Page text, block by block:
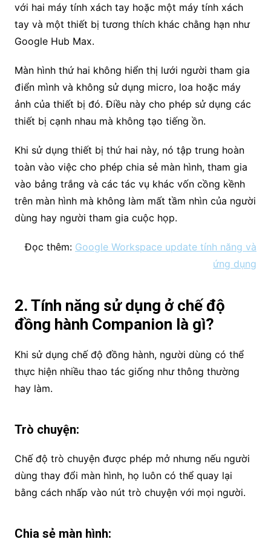
với hai máy tính xách tay hoặc một máy tính xách
tay và một thiết bị tương thích khác chằng hạn như
Google Hub Max.
Màn hình thứ hai không hiển thị lưới người tham gia
điển mình và không sử dụng micro, loa hoặc máy
ảnh của thiết bị đó. Điều này cho phép sử dụng các
thiết bị cạnh nhau mà không tạo tiếng ồn.
Khi sử dụng thiết bị thứ hai này, nó tập trung hoàn
toàn vào việc cho phép chia sẻ màn hình, tham gia
vào bảng trắng và các tác vụ khác vốn cồng kềnh
trên màn hình mà không làm mất tầm nhìn của người
dùng hay người tham gia cuộc họp.
Đọc thêm: Google Workspace update tính năng và
ứng dụng
2. Tính năng sử dụng ở chế độ
đồng hành Companion là gì?
Khi sử dụng chế độ đồng hành, người dùng có thể
thực hiện nhiều thao tác giống như thông thường
hay làm.
Trò chuyện:
Chế độ trò chuyện được phép mở nhưng nếu người
dùng thay đổi màn hình, họ luôn có thể quay lại
bằng cách nhấp vào nút trò chuyện với mọi người.
Chia sẻ màn hình: